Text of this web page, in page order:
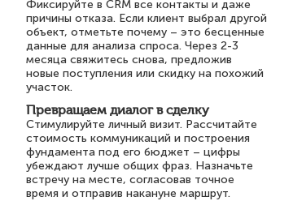
Фиксируйте в CRM все контакты и даже
причины отказа. Если клиент выбрал другой
объект, отметьте почему – это бесценные
данные для анализа спроса. Через 2-3
месяца свяжитесь снова, предложив
новые поступления или скидку на похожий
участок.
Превращаем диалог в сделку
Стимулируйте личный визит. Рассчитайте
стоимость коммуникаций и построения
фундамента под его бюджет – цифры
убеждают лучше общих фраз. Назначьте
встречу на месте, согласовав точное
время и отправив накануне маршрут.